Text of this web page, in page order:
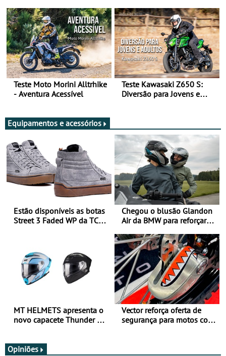
Teste Moto Morini Alltrhike
- Aventura Acessível
Teste Kawasaki Z650 S:
Diversão para Jovens e
Equipamentos e acessórios
Estão disponíveis as botas
Street 3 Faded WP da TCX
Chegou o blusão Glandon
Air da BMW para reforçar
verão
MT HELMETS apresenta o
novo capacete Thunder 4 R
Vector reforça oferta de
segurança para motos com
Opiniões